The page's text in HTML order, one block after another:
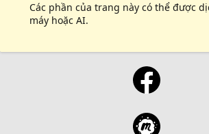
Các phần của trang này có thể được
máy hoặc AI.